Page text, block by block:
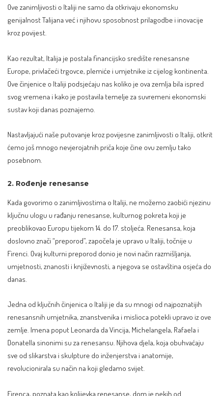
Ove zanimljivosti o Italiji ne samo da otkrivaju ekonomsku
genijalnost Talijana već i njihovu sposobnost prilagodbe i inovacije
kroz povijest.
Kao rezultat, Italija je postala financijsko središte renesansne
Europe, privlačeći trgovce, plemiće i umjetnike iz cijelog kontinenta.
Ove činjenice o Italiji podsjećaju nas koliko je ova zemlja bila ispred
svog vremena i kako je postavila temelje za suvremeni ekonomski
sustav koji danas poznajemo.
Nastavljajući naše putovanje kroz povijesne zanimljivosti o Italiji, otkrit
ćemo još mnogo nevjerojatnih priča koje čine ovu zemlju tako
posebnom.
2. Rođenje renesanse
Kada govorimo o zanimljivostima o Italiji, ne možemo zaobići njezinu
ključnu ulogu u rađanju renesanse, kulturnog pokreta koji je
preoblikovao Europu tijekom 14. do 17. stoljeća. Renesansa, koja
doslovno znači “preporod”, započela je upravo u Italiji, točnije u
Firenci. Ovaj kulturni preporod donio je novi način razmišljanja,
umjetnosti, znanosti i književnosti, a njegova se ostavština osjeća do
danas.
Jedna od ključnih činjenica o Italiji je da su mnogi od najpoznatijih
renesansnih umjetnika, znanstvenika i mislioca potekli upravo iz ove
zemlje. Imena poput Leonarda da Vincija, Michelangela, Rafaela i
Donatella sinonimi su za renesansu. Njihova djela, koja obuhvaćaju
sve od slikarstva i skulpture do inženjerstva i anatomije,
revolucionirala su način na koji gledamo svijet.
Firenca, poznata kao kolijevka renesanse, dom je nekih od